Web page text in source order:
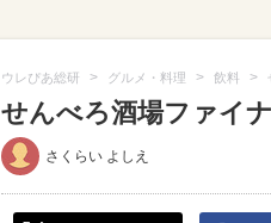
ウレぴあ総研 > グルメ・料理 > 飲料 >
せんべろ酒場ファイ
さくらい よしえ